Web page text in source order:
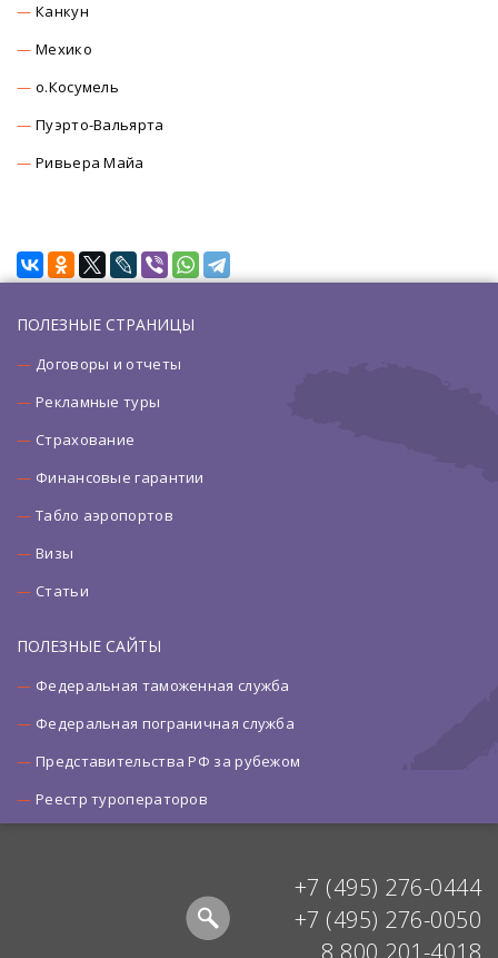
Канкун
Мехико
о.Косумель
Пуэрто-Вальярта
Ривьера Майа
ПОЛЕЗНЫЕ СТРАНИЦЫ
Договоры и отчеты
Рекламные туры
Страхование
Финансовые гарантии
Табло аэропортов
Визы
Статьи
ПОЛЕЗНЫЕ САЙТЫ
Федеральная таможенная служба
Федеральная пограничная служба
Представительства РФ за рубежом
Реестр туроператоров
+7 (495) 276-0444
+7 (495) 276-0050
8 800 201-4018